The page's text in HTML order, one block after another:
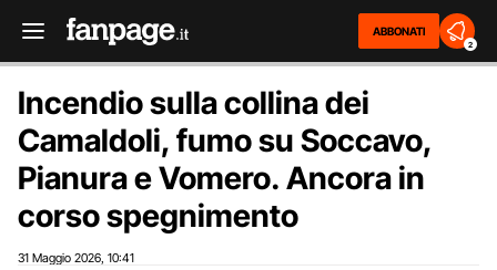
ABBONATI
2
Incendio sulla collina dei
Camaldoli, fumo su Soccavo,
Pianura e Vomero. Ancora in
corso spegnimento
31 Maggio 2026 10:41